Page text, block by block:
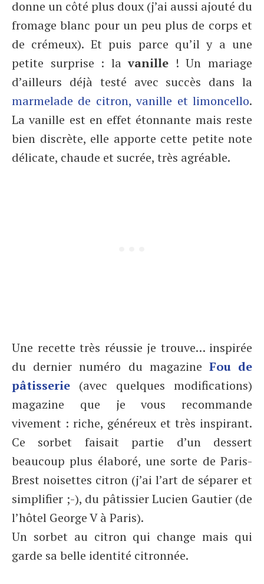
donne un côté plus doux (j’ai aussi ajouté du
fromage blanc pour un peu plus de corps et
de crémeux). Et puis parce qu’il y a une
petite surprise : lavanille ! Un mariage
d’ailleurs déjà testé avec succès dans la
marmelade de citron, vanille et limoncello.
La vanille est en effet étonnante mais reste
bien discrète, elle apporte cette petite note
délicate, chaude et sucrée, très agréable.
Une recette très réussie je trouve… inspirée
du dernier numéro du magazine Fou de
pâtisserie (avec quelques modifications)
magazine que je vous recommande
vivement : riche, généreux et très inspirant.
Ce sorbet faisait partie d’un dessert
beaucoup plus élaboré, une sorte de Paris-
Brest noisettes citron (j’ai l’art de séparer et
simplifier ;-), du pâtissier Lucien Gautier (de
l’hôtel George V à Paris).
Un sorbet au citron qui change mais qui
garde sa belle identité citronnée.